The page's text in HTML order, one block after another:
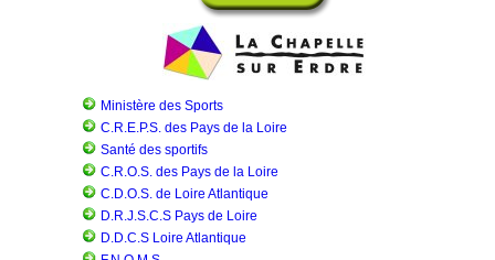
Ministère des Sports
C.R.E.P.S. des Pays de la Loire
Santé des sportifs
C.R.O.S. des Pays de la Loire
C.D.O.S. de Loire Atlantique
D.R.J.S.C.S Pays de Loire
D.D.C.S Loire Atlantique